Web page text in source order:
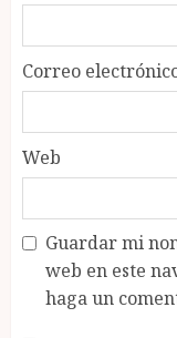
Correo
Web
Guardar mi
web en este
haga un